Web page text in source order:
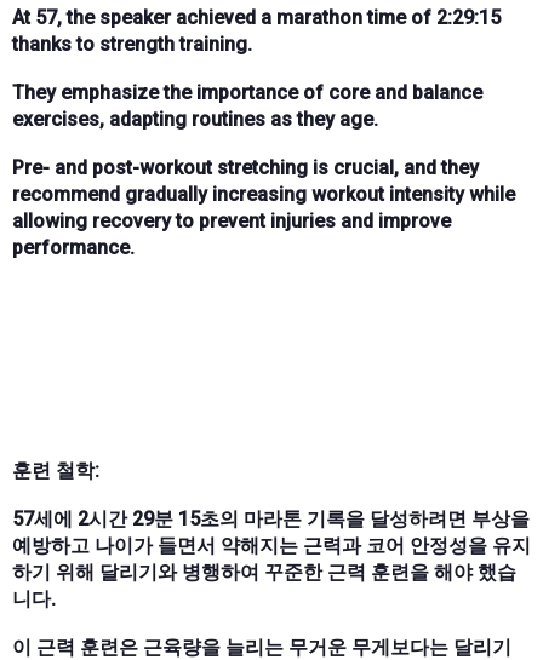
At 57, the speaker achieved a marathon time of 2:29:15
thanks to strength training.
They emphasize the importance of core and balance
exercises, adapting routines as they age.
Pre- and post-workout stretching is crucial, and they
recommend gradually increasing workout intensity while
allowing recovery to prevent injuries and improve
performance.
훈련 철학:
57세에 2시간 29분 15초의 마라톤 기록을 달성하려면 부상을
예방하고 나이가 들면서 약해지는 근력과 코어 안정성을 유지
하기 위해 달리기와 병행하여 꾸준한 근력 훈련을 해야 했습
니다.
이 근력 훈련은 근육량을 늘리는 무거운 무게보다는 달리기